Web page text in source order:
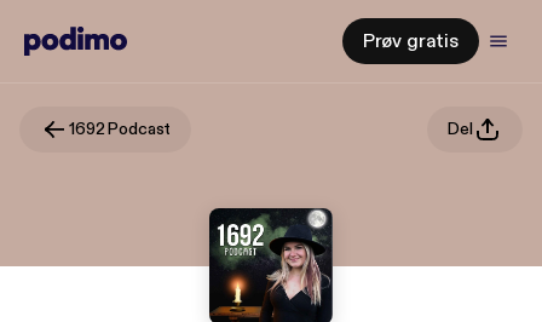
Prøv gratis
1692 Podcast Del